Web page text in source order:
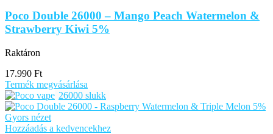
Poco Double 26000 – Mango Peach Watermelon &
Strawberry Kiwi 5%
Raktáron
17.990 Ft
Termék megvásárlása
26000 slukk
Gyors nézet
Hozzáadás a kedvencekhez